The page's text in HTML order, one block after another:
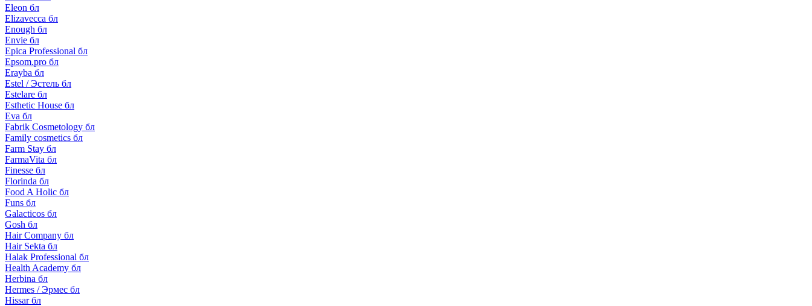
Eleon бл
Elizavecca бл
Enough бл
Envie бл
Epica Professional бл
Epsom.pro бл
Erayba бл
Estel / Эстель бл
Estelare бл
Esthetic House бл
Eva бл
Fabrik Cosmetology бл
Family cosmetics бл
Farm Stay бл
FarmaVita бл
Finesse бл
Florinda бл
Food A Holic бл
Funs бл
Galacticos бл
Gosh бл
Hair Company бл
Hair Sekta бл
Halak Professional бл
Health Academy бл
Herbina бл
Hermes / Эрмес бл
Hissar бл